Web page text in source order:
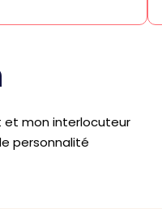
et mon interlocuteur
personnalité